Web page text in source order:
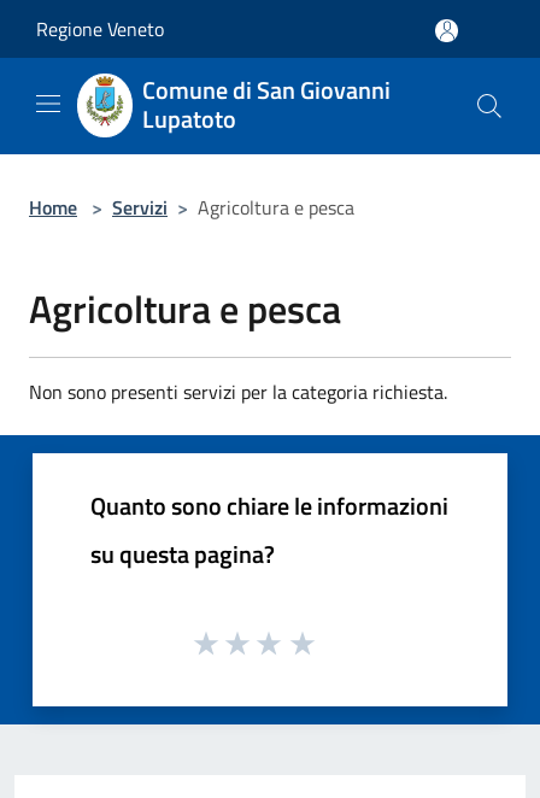
Regione Veneto
Comune di San Giovanni
Lupatoto
Home > Servizi > Agricoltura e pesca
Agricoltura e pesca
Non sono presenti servizi per la categoria richiesta.
Quanto sono chiare le informazioni
su questa pagina?